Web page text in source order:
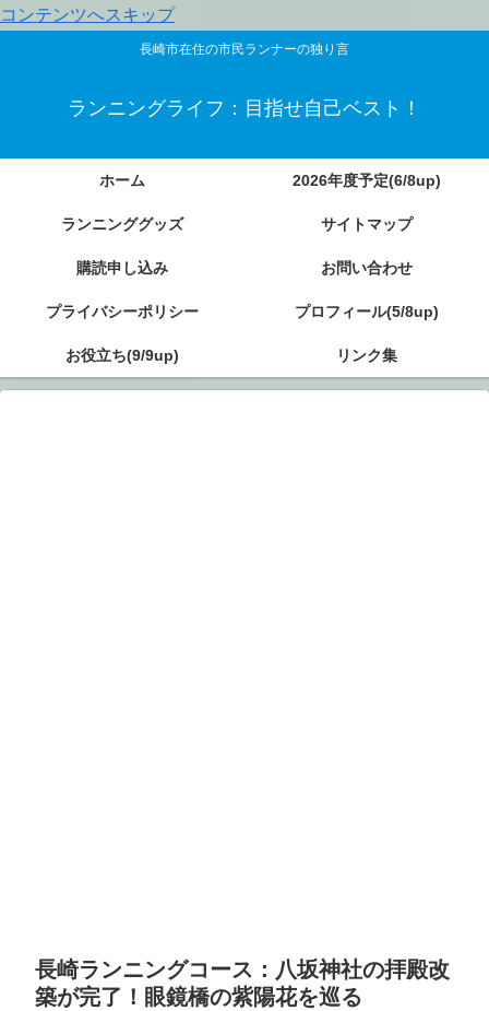
コンテンツへスキップ
長崎市在住の市民ランナーの独り言
ランニングライフ：目指せ自己ベスト！
ホーム 2026年度予定(6/8up)
ランニンググッズ サイトマップ
購読申し込み お問い合わせ
プライバシーポリシー プロフィール(5/8up)
お役立ち(9/9up) リンク集
長崎ランニングコース：八坂神社の拝殿改
築が完了！眼鏡橋の紫陽花を巡る